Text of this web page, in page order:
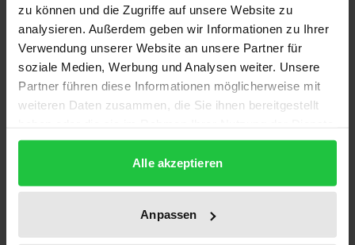
zu können und die Zugriffe auf unsere Website zu
analysieren. Außerdem geben wir Informationen zu Ihrer
Verwendung unserer Website an unsere Partner für
soziale Medien, Werbung und Analysen weiter. Unsere
Partner führen diese Informationen möglicherweise mit
weiteren Daten zusammen, die Sie ihnen bereitgestellt
gesammelt haben.
Alle akzeptieren
Anpassen
Beschreibung
Über die Frage, ob Menschen willensfrei handeln
können, diskutieren Neurowissenschaftler,
Philosophen und Rechtswissenschaftler intensiv. Ist
gegenüber einem Straftäter angemessen? Tatjana
Hörnle, Professorin für Strafrecht und
Rechtsphilosophie an der Humboldt-Universität zu
Berlin, rekonstruiert das plausibelste Modell
menschlicher Entscheidungsfindung und kommt